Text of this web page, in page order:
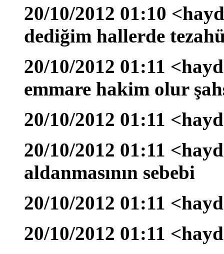
20/10/2012 01:10
dediğim hallerde
20/10/2012 01:11
emmare hakim olur
20/10/2012 01:11
20/10/2012 01:11
aldanmasının sebebi
20/10/2012 01:11
20/10/2012 01:11